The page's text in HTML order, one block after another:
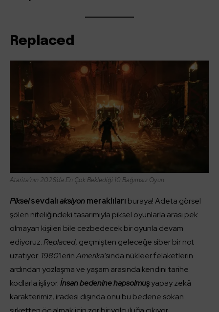
Replaced
Atarita’nın 2026’da En Çok Beklediği 10 Bağımsız Oyun
Pikselsevdalıaksiyonmeraklıları buraya! Adeta görsel
şölen niteliğindeki tasarımıyla piksel oyunlarla arası pek
olmayan kişileri bile cezbedecek bir oyunla devam
ediyoruz.Replaced, geçmişten geleceğe siber bir not
uzatıyor: 1980‘lerinAmerika‘sında nükleer felaketlerin
ardından yozlaşma ve yaşam arasında kendini tarihe
kodlarla işliyor.İnsan bedenine hapsolmuşyapay zekâ
karakterimiz, iradesi dışında onu bu bedene sokan